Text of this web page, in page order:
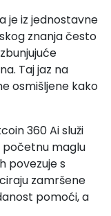
je iz jednostavne
znanja često
Taj jaz na
osmišljene kako
360 Ai služi
početnu maglu
povezuje s
zamršene
pomoći, a